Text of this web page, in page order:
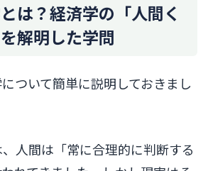
は？経済学の「人間く
解明した学問
ついて簡単に説明しておきまし
人間は「常に合理的に判断する